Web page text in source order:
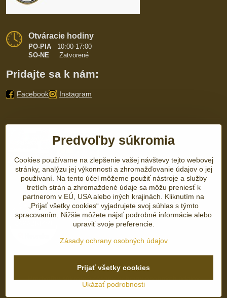
Otváracie hodiny
PO-PIA
10:00-17:00
SO-NE Zatvorené
Pridajte sa k nám:
Facebook Instagram
©2026Copyright
Predvoľby súkromiaZásady ochrany osobných údajov
Vytvorené pomocou:BiznisWeb.sk
Predvoľby súkromia
Cookies používame na zlepšenie vašej návštevy tejto webovej
stránky, analýzu jej výkonnosti a zhromažďovanie údajov o jej
používaní. Na tento účel môžeme použiť nástroje a služby
tretích strán a zhromaždené údaje sa môžu preniesť k
partnerom v EÚ, USA alebo iných krajinách. Kliknutím na
„Prijať všetky cookies“ vyjadrujete svoj súhlas s týmto
spracovaním. Nižšie môžete nájsť podrobné informácie alebo
upraviť svoje preferencie.
Zásady ochrany osobných údajov
Ukázať podrobnosti
Prijať všetky cookies